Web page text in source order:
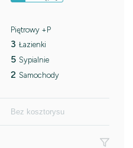
Piętrowy +P
3 Łazienki
5 Sypialnie
2 Samochody
Bez kosztorysu